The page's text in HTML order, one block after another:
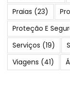
Praias (23)
Proteção E
Serviços (19)
Viagens (41)